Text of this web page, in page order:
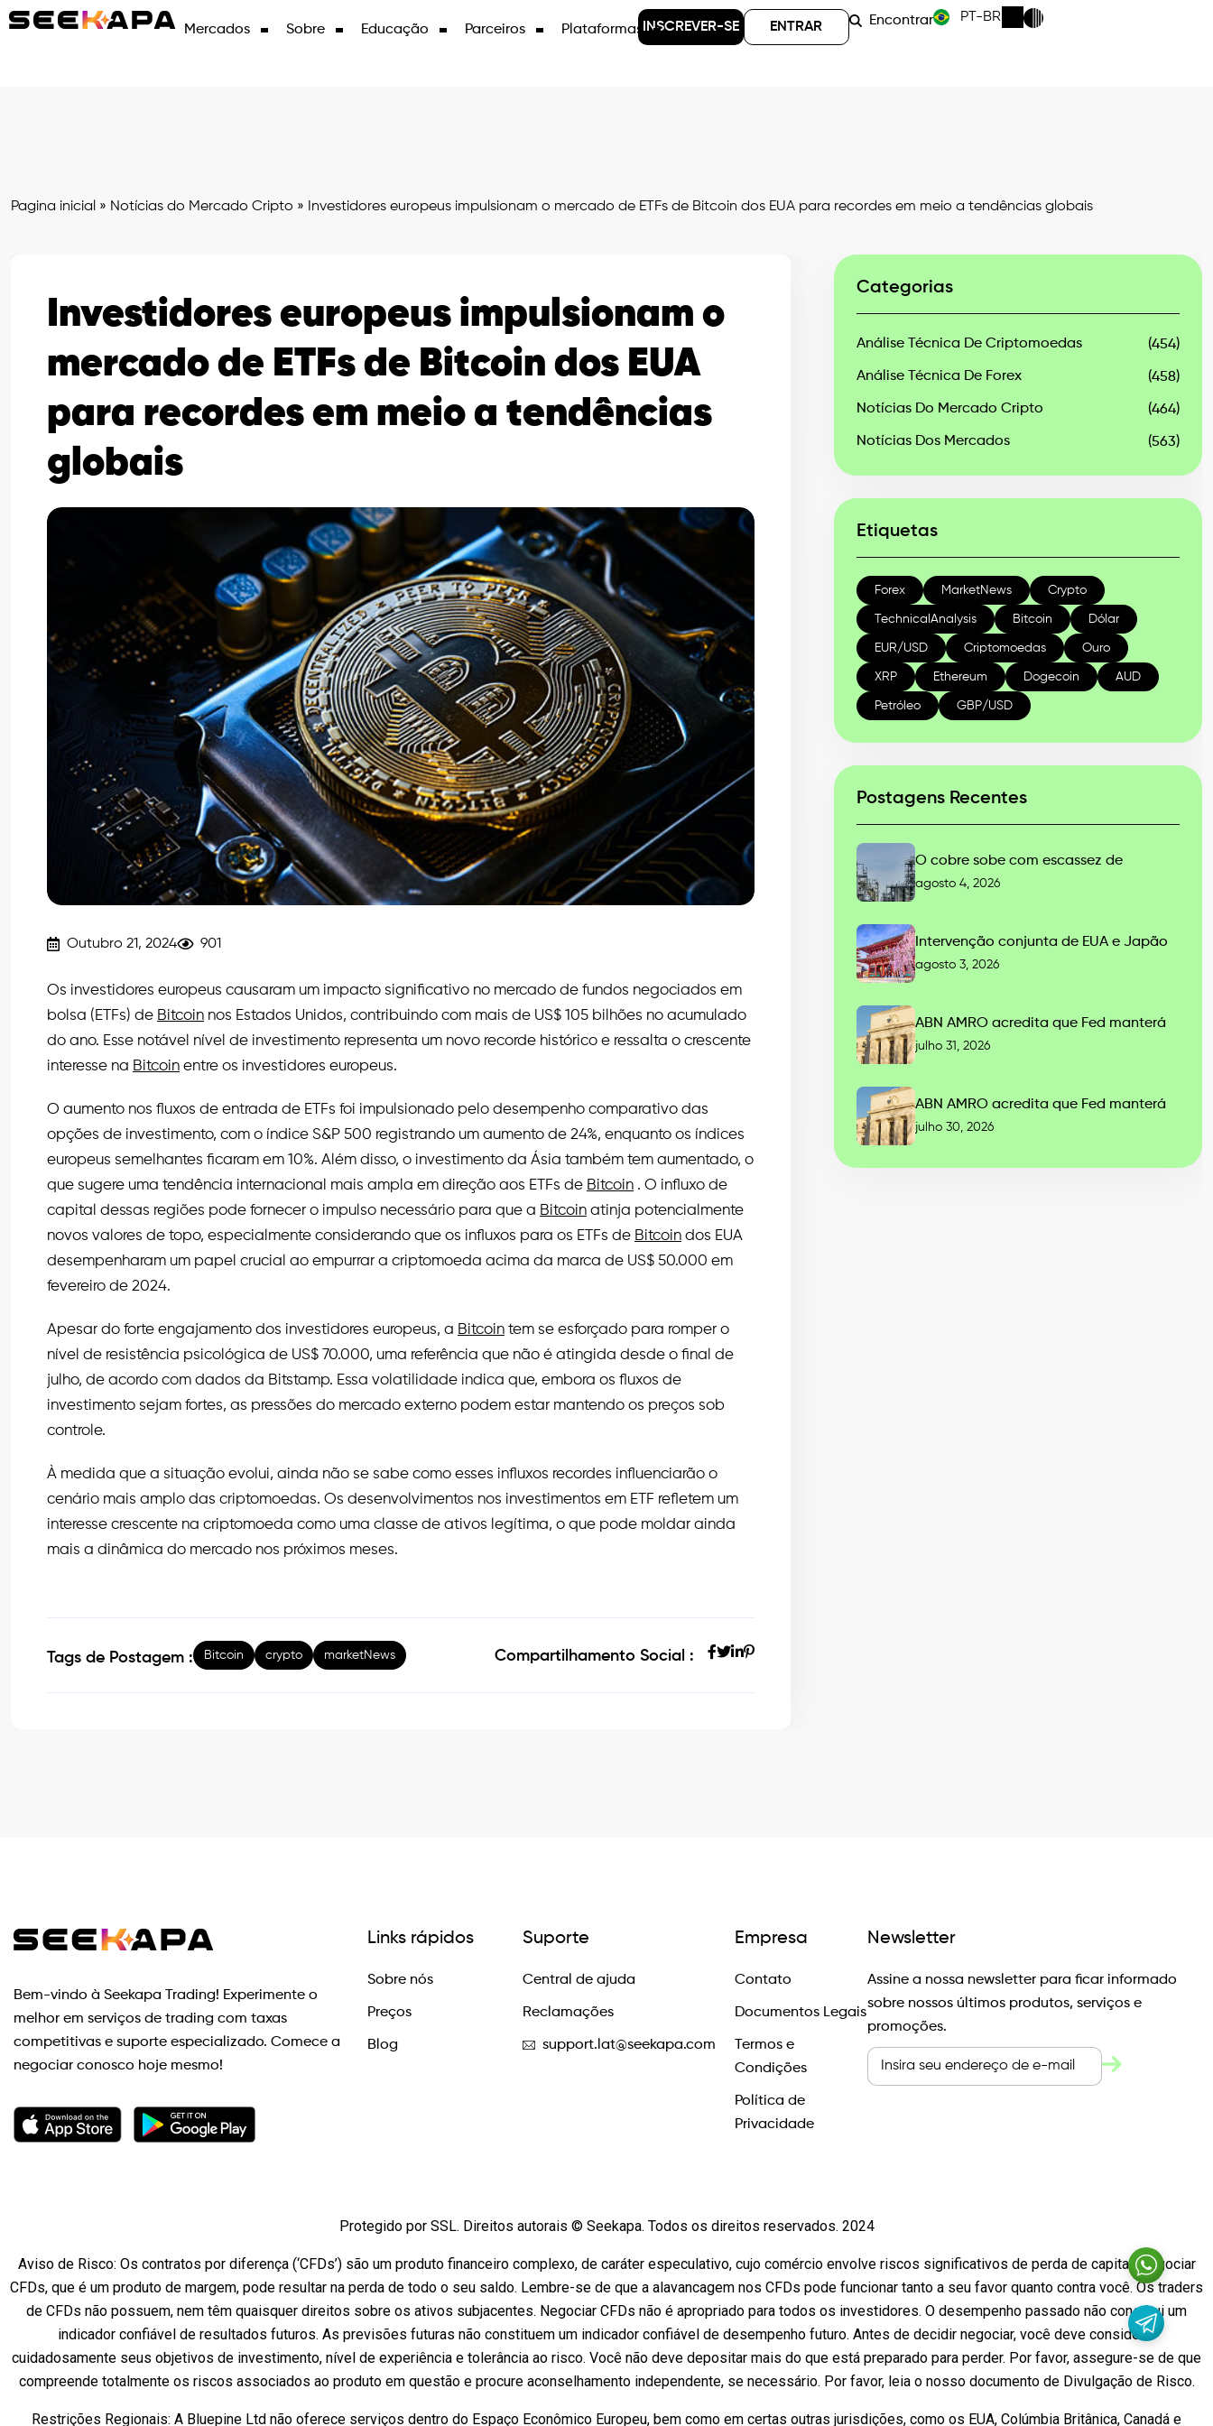
Mercados Sobre Educação Parceiros Plataformas INSCREVER-SE ENTRAR Encontrar PT-BR
Pagina inicial » Notícias do Mercado Cripto » Investidores europeus impulsionam o mercado de ETFs de Bitcoin dos EUA para recordes em meio a tendências globais
Investidores europeus impulsionam o
mercado de ETFs de Bitcoin dos EUA
para recordes em meio a tendências
globais
Outubro 21, 2024 901
Os investidores europeus causaram um impacto significativo no mercado de fundos negociados em
bolsa (ETFs) de Bitcoin nos Estados Unidos, contribuindo com mais de US$ 105 bilhões no acumulado
do ano. Esse notável nível de investimento representa um novo recorde histórico e ressalta o crescente
interesse na Bitcoin entre os investidores europeus.
O aumento nos fluxos de entrada de ETFs foi impulsionado pelo desempenho comparativo das
opções de investimento, com o índice S&P 500 registrando um aumento de 24%, enquanto os índices
europeus semelhantes ficaram em 10%. Além disso, o investimento da Ásia também tem aumentado, o
que sugere uma tendência internacional mais ampla em direção aos ETFs de Bitcoin . O influxo de
capital dessas regiões pode fornecer o impulso necessário para que a Bitcoin atinja potencialmente
novos valores de topo, especialmente considerando que os influxos para os ETFs de Bitcoin dos EUA
desempenharam um papel crucial ao empurrar a criptomoeda acima da marca de US$ 50.000 em
fevereiro de 2024.
Apesar do forte engajamento dos investidores europeus, a Bitcoin tem se esforçado para romper o
nível de resistência psicológica de US$ 70.000, uma referência que não é atingida desde o final de
julho, de acordo com dados da Bitstamp. Essa volatilidade indica que, embora os fluxos de
investimento sejam fortes, as pressões do mercado externo podem estar mantendo os preços sob
controle.
À medida que a situação evolui, ainda não se sabe como esses influxos recordes influenciarão o
cenário mais amplo das criptomoedas. Os desenvolvimentos nos investimentos em ETF refletem um
interesse crescente na criptomoeda como uma classe de ativos legítima, o que pode moldar ainda
mais a dinâmica do mercado nos próximos meses.
Tags de Postagem : Bitcoin crypto marketNews Compartilhamento Social :
Categorias
Análise Técnica De Criptomoedas (454)
Análise Técnica De Forex (458)
Notícias Do Mercado Cripto (464)
Notícias Dos Mercados (563)
Etiquetas
Forex MarketNews Crypto
TechnicalAnalysis Bitcoin Dólar
EUR/USD Criptomoedas Ouro
XRP Ethereum Dogecoin AUD
Petróleo GBP/USD
Postagens Recentes
O cobre sobe com escassez de
agosto 4, 2026
Intervenção conjunta de EUA e Japão
agosto 3, 2026
ABN AMRO acredita que Fed manterá
julho 31, 2026
ABN AMRO acredita que Fed manterá
julho 30, 2026
Bem-vindo à Seekapa Trading! Experimente o
melhor em serviços de trading com taxas
competitivas e suporte especializado. Comece a
negociar conosco hoje mesmo!
Links rápidos
Sobre nós
Preços
Blog
Suporte
Central de ajuda
Reclamações
support.lat@seekapa.com
Empresa
Contato
Documentos Legais
Termos e
Condições
Política de
Privacidade
Newsletter
Assine a nossa newsletter para ficar informado
sobre nossos últimos produtos, serviços e
promoções.
Protegido por SSL. Direitos autorais © Seekapa. Todos os direitos reservados. 2024
Aviso de Risco: Os contratos por diferença (‘CFDs’) são um produto financeiro complexo, de caráter especulativo, cujo comércio envolve riscos significativos de perda de capital. Negociar
CFDs, que é um produto de margem, pode resultar na perda de todo o seu saldo. Lembre-se de que a alavancagem nos CFDs pode funcionar tanto a seu favor quanto contra você. Os traders
de CFDs não possuem, nem têm quaisquer direitos sobre os ativos subjacentes. Negociar CFDs não é apropriado para todos os investidores. O desempenho passado não constitui um
indicador confiável de resultados futuros. As previsões futuras não constituem um indicador confiável de desempenho futuro. Antes de decidir negociar, você deve considerar
cuidadosamente seus objetivos de investimento, nível de experiência e tolerância ao risco. Você não deve depositar mais do que está preparado para perder. Por favor, assegure-se de que
compreende totalmente os riscos associados ao produto em questão e procure aconselhamento independente, se necessário. Por favor, leia o nosso documento de Divulgação de Risco.
Restrições Regionais: A Bluepine Ltd não oferece serviços dentro do Espaço Econômico Europeu, bem como em certas outras jurisdições, como os EUA, Colúmbia Britânica, Canadá e